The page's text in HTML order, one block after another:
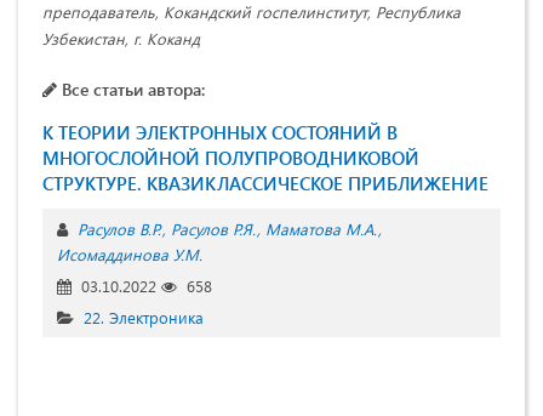
преподаватель, Кокандский госпелинститут, Республика
Узбекистан, г. Коканд
Все статьи автора:
К ТЕОРИИ ЭЛЕКТРОННЫХ СОСТОЯНИЙ В
МНОГОСЛОЙНОЙ ПОЛУПРОВОДНИКОВОЙ
СТРУКТУРЕ. КВАЗИКЛАССИЧЕСКОЕ ПРИБЛИЖЕНИЕ
Расулов В.Р. Расулов Р.Я. Маматова М.А.
Исомаддинова У.М.
03.10.2022
658
22. Электроника